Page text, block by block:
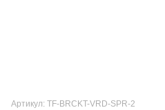
Артикул: TF-BRCKT-VRD-SPR-2